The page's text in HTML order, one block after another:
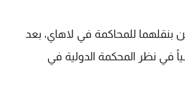
بنقلهما للمحاكمة في لاهاي، بعد
في نظر المحكمة الدولية في